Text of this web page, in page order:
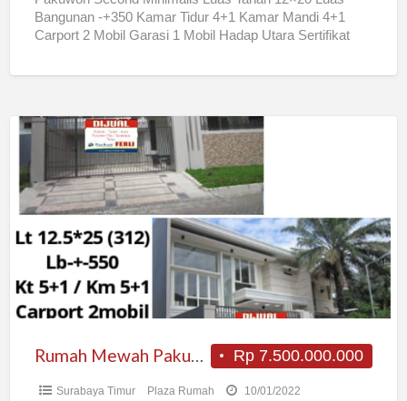
Bangunan -+350 Kamar Tidur 4+1 Kamar Mandi 4+1
Carport 2 Mobil Garasi 1 Mobil Hadap Utara Sertifikat
Rumah
Pakuwon
City
Rp 7.500.000.000
Surabaya Timur Plaza Rumah 10/01/2022